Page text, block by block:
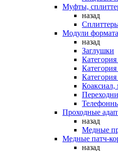
Муфты,
назад
Модули
назад
Заглушки
Категория
Категория
Коаксиал,
Проходные
назад
Медные
Медные патч-
назад